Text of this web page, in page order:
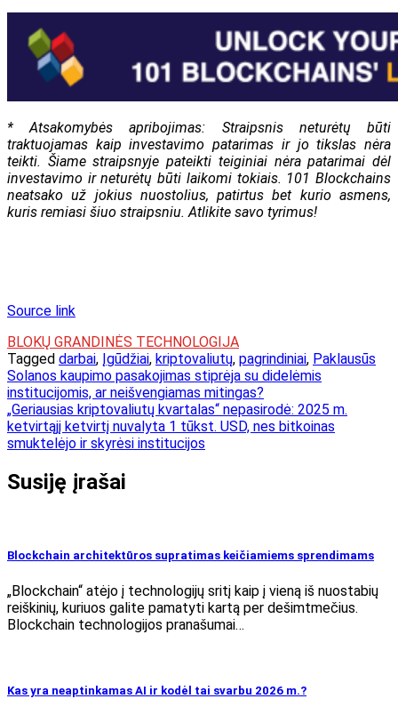
* Atsakomybės apribojimas: Straipsnis neturėtų būti
traktuojamas kaip investavimo patarimas ir jo tikslas nėra
teikti. Šiame straipsnyje pateikti teiginiai nėra patarimai dėl
investavimo ir neturėtų būti laikomi tokiais. 101 Blockchains
neatsako už jokius nuostolius, patirtus bet kurio asmens,
kuris remiasi šiuo straipsniu. Atlikite savo tyrimus!
Source link
BLOKŲ GRANDINĖS TECHNOLOGIJA
Tagged darbai, Įgūdžiai, kriptovaliutų, pagrindiniai, Paklausūs
Navigacija
tarp
įrašų
Solanos kaupimo pasakojimas stiprėja su didelėmis
institucijomis, ar neišvengiamas mitingas?
„Geriausias kriptovaliutų kvartalas“ nepasirodė: 2025 m.
ketvirtąjį ketvirtį nuvalyta 1 tūkst. USD, nes bitkoinas
smuktelėjo ir skyrėsi institucijos
Susiję įrašai
Blockchain architektūros supratimas keičiamiems sprendimams
„Blockchain“ atėjo į technologijų sritį kaip į vieną iš nuostabių
reiškinių, kuriuos galite pamatyti kartą per dešimtmečius.
Blockchain technologijos pranašumai…
Kas yra neaptinkamas AI ir kodėl tai svarbu 2026 m.?